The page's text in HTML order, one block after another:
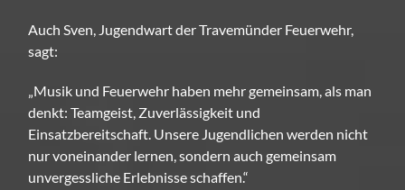
Auch Sven, Jugendwart der Travemünder Feuerwehr,
sagt:
„Musik und Feuerwehr haben mehr gemeinsam, als man
denkt: Teamgeist, Zuverlässigkeit und
Einsatzbereitschaft. Unsere Jugendlichen werden nicht
nur voneinander lernen, sondern auch gemeinsam
unvergessliche Erlebnisse schaffen.“